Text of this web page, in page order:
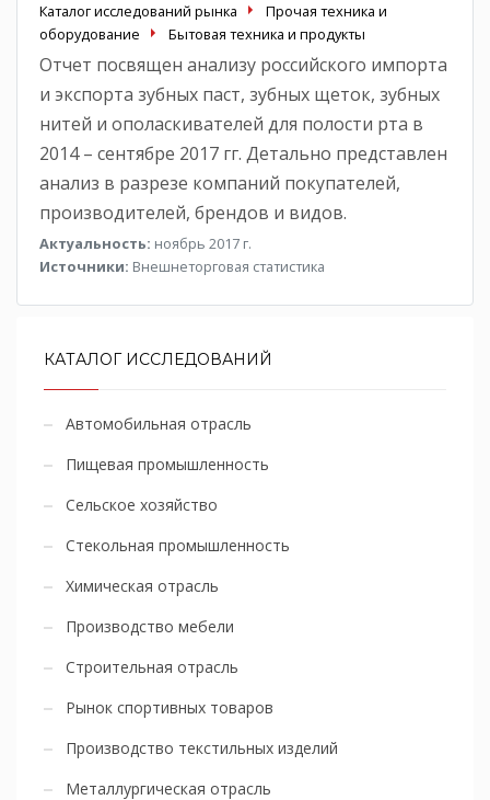
Каталог исследований рынка
Прочая техника и
оборудование
Бытовая техника и продукты
Отчет посвящен анализу российского импорта
и экспорта зубных паст, зубных щеток, зубных
нитей и ополаскивателей для полости рта в
2014 – сентябре 2017 гг. Детально представлен
анализ в разрезе компаний покупателей,
производителей, брендов и видов.
Актуальность: ноябрь 2017 г.
Источники: Внешнеторговая статистика
КАТАЛОГ ИССЛЕДОВАНИЙ
Автомобильная отрасль
Пищевая промышленность
Сельское хозяйство
Стекольная промышленность
Химическая отрасль
Производство мебели
Строительная отрасль
Рынок спортивных товаров
Производство текстильных изделий
Металлургическая отрасль